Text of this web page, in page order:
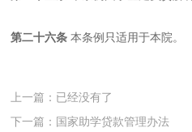
第二十六条 本条例只适用于本院。
上一篇：已经没有了
下一篇：国家助学贷款管理办法